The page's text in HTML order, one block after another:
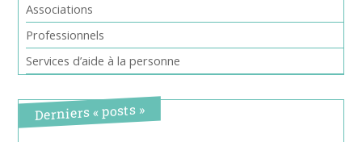
Associations
Professionnels
Services d’aide à la personne
Derniers « posts »